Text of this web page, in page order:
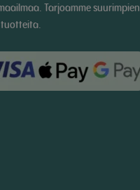
Tarjoamme suurimpien